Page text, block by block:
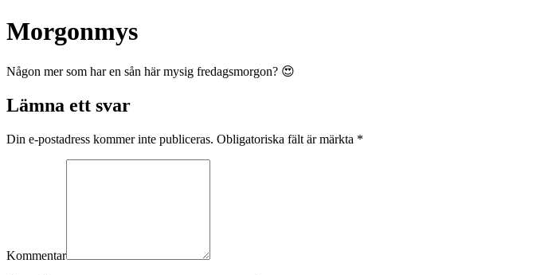
Morgonmys
Någon mer som har en sån här mysig fredagsmorgon? 😍
Lämna ett svar
Din e-postadress kommer inte publiceras. Obligatoriska fält är märkta *
Kommentar